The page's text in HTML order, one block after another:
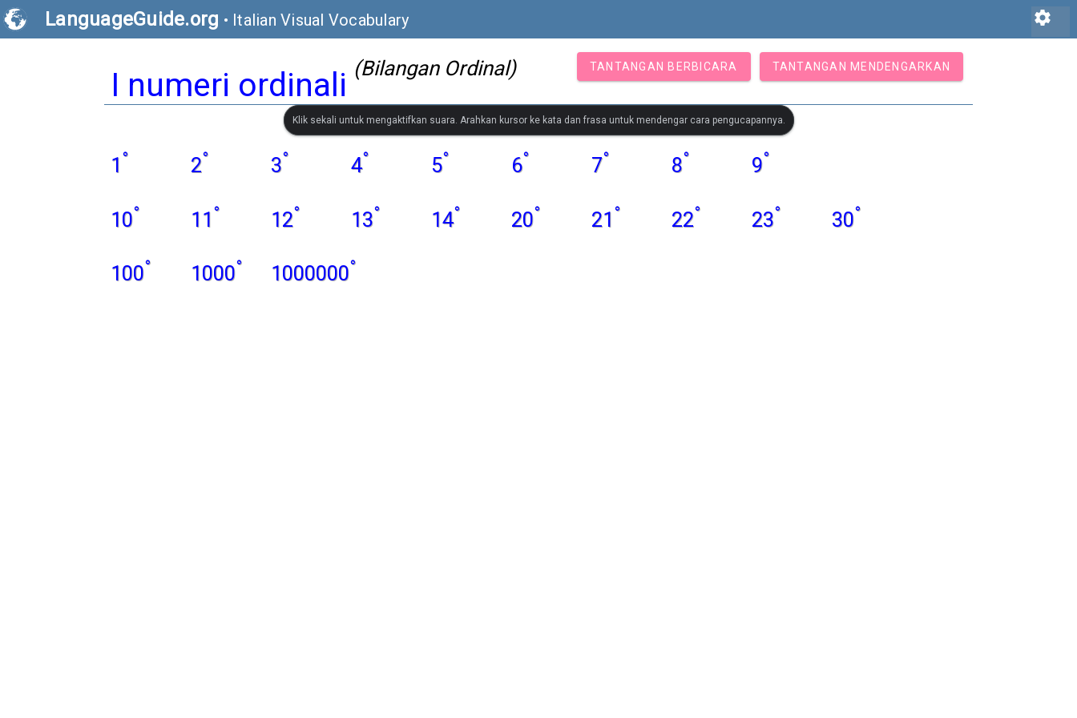
LanguageGuide.org • Italian Visual Vocabulary settings
I numeri ordinali (Bilangan Ordinal) TANTANGAN BERBICARA TANTANGAN MENDENGARKAN
Klik sekali untuk mengaktifkan suara. Arahkan kursor ke kata dan frasa untuk mendengar cara pengucapannya.
1° 2° 3° 4° 5° 6° 7° 8° 9°
10° 11° 12° 13° 14° 20° 21° 22° 23° 30°
100° 1000° 1000000°